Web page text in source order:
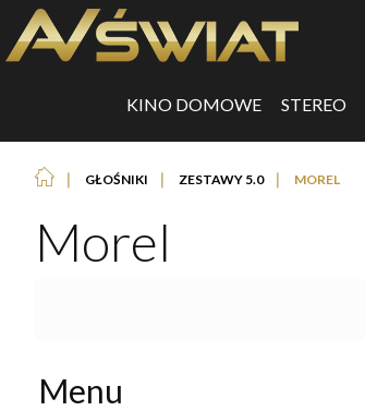
KINO DOMOWE STEREO
❘ GŁOŚNIKI ❘ ZESTAWY 5.0 ❘ MOREL
Morel
Menu